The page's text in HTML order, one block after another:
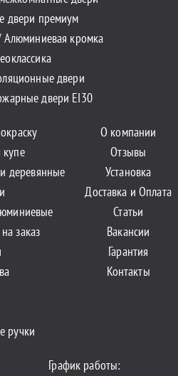
двери премиум
Алюминиевая кромка
двери
двери EI30
деревянные
заказ
ручки
О компании
Отзывы
Установка
Доставка и Оплата
Статьи
Вакансии
Гарантия
Контакты
График работы: